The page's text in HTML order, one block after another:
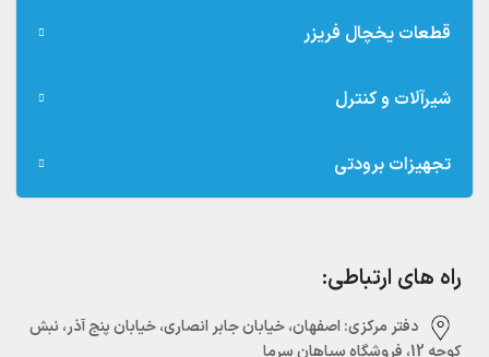
قطعات یخچال فریزر
شیرآلات و کنترل
تجهیزات برودتی
راه های ارتباطی:
دفتر مرکزی:‌ اصفهان، خیابان جابر انصاری، خیابان پنج آذر، نبش
کوچه 12، فروشگاه سپاهان سرما